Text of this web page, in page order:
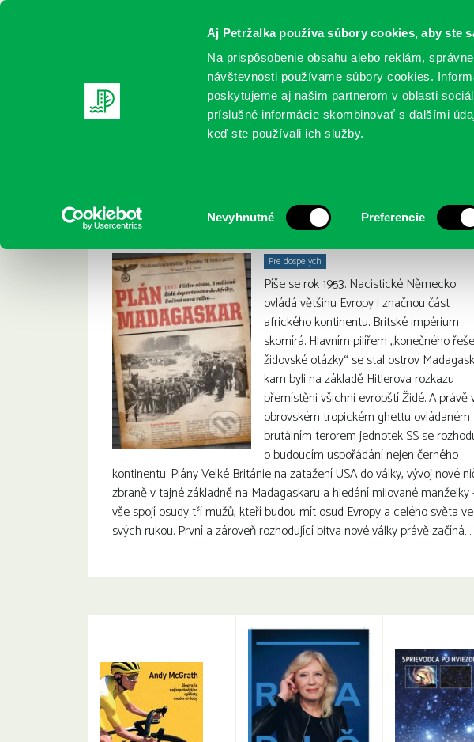
Aj Petržalka používa súbory cookies, aby ste
Na prispôsobenie obsahu alebo reklám,
návštevnosti používame súbory cookies.
poskytujeme aj našim partnerom v oblasti
príslušné informácie skombinovať s ďalšími
keď ste používali ich služby.
súhlasu
Nevyhnutné Preferencie
REGISTRUJTE SA ONLINE KATALÓGY SLUŽBY
Guy Saville : Plán Madagaskar
Pre dospelých
Píše se rok 1953. Nacistické Německo
ovládá většinu Evropy i značnou část
afrického kontinentu. Britské impérium
skomírá. Hlavním pilířem „konečného
židovské otázky“ se stal ostrov
kam byli na základě Hitlerova rozkazu
přemístěni všichni evropští Židé. A právě
obrovském tropickém ghettu ovládaném
brutálním terorem jednotek SS se
o budoucím uspořádání nejen černého
kontinentu. Plány Velké Británie na zatažení USA do války, vývoj nové
zbraně v tajné základně na Madagaskaru a hledání milované manželky
vše spojí osudy tří mužů, kteří budou mít osud Evropy a celého světa ve
svých rukou. První a zároveň rozhodující bitva nové války právě začíná…